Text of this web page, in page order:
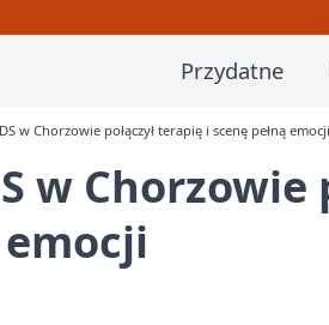
Przydatne
w Chorzowie połączył terapię i scenę pełną emocji
w Chorzowie
emocji